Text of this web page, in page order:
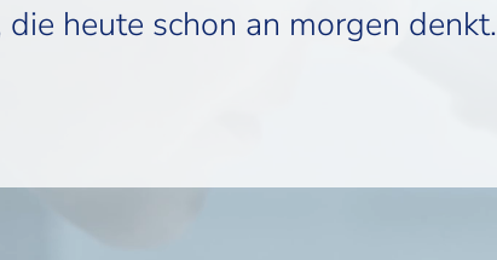
heute schon an morgen denkt.